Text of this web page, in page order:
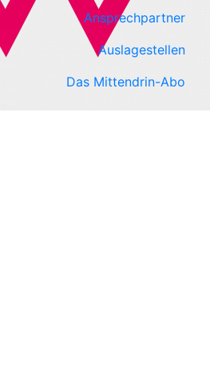
Ansprechpartner
Auslagestellen
Das Mittendrin-Abo